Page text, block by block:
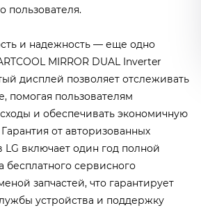
пользователя.
и надежность — еще одно
MIRROR DUAL Inverter
дисплей позволяет отслеживать
помогая пользователям
и обеспечивать экономичную
от авторизованных
включает один год полной
бесплатного сервисного
запчастей, что гарантирует
устройства и поддержку